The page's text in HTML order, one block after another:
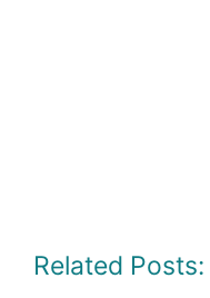
Related Posts: